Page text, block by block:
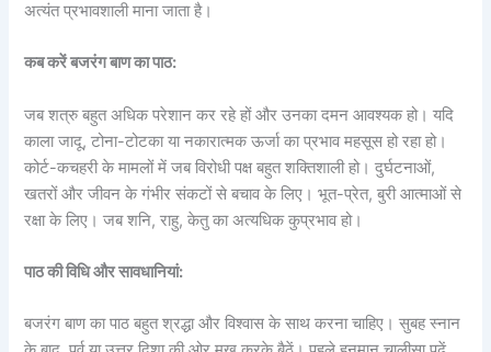
अत्यंत प्रभावशाली माना जाता है।
कब करें बजरंग बाण का पाठ:
जब शत्रु बहुत अधिक परेशान कर रहे हों और उनका दमन आवश्यक हो। यदि
काला जादू, टोना-टोटका या नकारात्मक ऊर्जा का प्रभाव महसूस हो रहा हो।
कोर्ट-कचहरी के मामलों में जब विरोधी पक्ष बहुत शक्तिशाली हो। दुर्घटनाओं,
खतरों और जीवन के गंभीर संकटों से बचाव के लिए। भूत-प्रेत, बुरी आत्माओं से
रक्षा के लिए। जब शनि, राहु, केतु का अत्यधिक कुप्रभाव हो।
पाठ की विधि और सावधानियां:
बजरंग बाण का पाठ बहुत श्रद्धा और विश्वास के साथ करना चाहिए। सुबह स्नान